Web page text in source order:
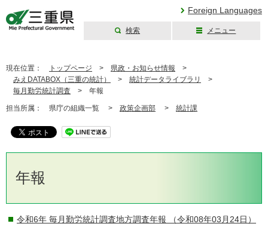
Foreign Languages
検索 メニュー
現在位置： トップページ > 県政・お知らせ情報 >
みえDATABOX（三重の統計）
> 統計データライブラリ
>
毎月勤労統計調査 > 年報
担当所属： 県庁の組織一覧 > 政策企画部 > 統計課
年報
令和6年 毎月勤労統計調査地方調査年報 （令和08年03月24日）